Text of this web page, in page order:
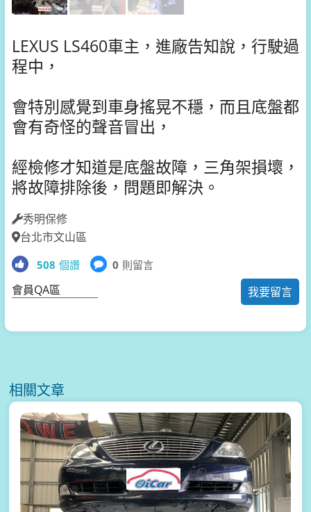
LEXUS LS460車主，進廠告知說，行駛過
程中，
會特別感覺到車身搖晃不穩，而且底盤都
會有奇怪的聲音冒出，
經檢修才知道是底盤故障，三角架損壞，
將故障排除後，問題即解決。
秀明保修
台北市文山區
508 個讚 0 則留言
我要留言
會員QA區
相關文章